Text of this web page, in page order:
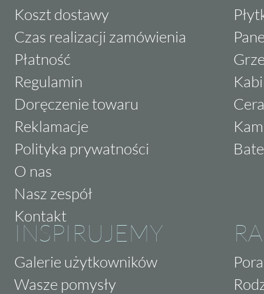
Koszt dostawy
Czas realizacji zamówienia
Płatność
Regulamin
Doręczenie towaru
Reklamacje
Polityka prywatności
O nas
Nasz zespół
Kontakt
INSPIRUJEMY
Galerie użytkowników
Wasze pomysły